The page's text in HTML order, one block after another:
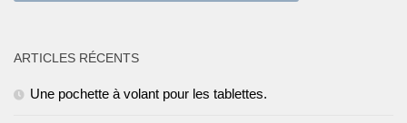
ARTICLES RÉCENTS
Une pochette à volant pour les tablettes.